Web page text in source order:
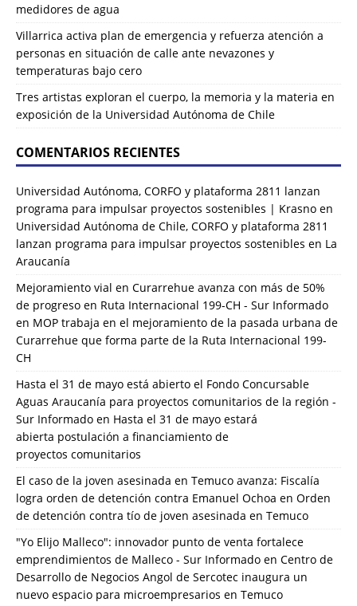
medidores de agua
Villarrica activa plan de emergencia y refuerza atención a
personas en situación de calle ante nevazones y
temperaturas bajo cero
Tres artistas exploran el cuerpo, la memoria y la materia en
exposición de la Universidad Autónoma de Chile
COMENTARIOS RECIENTES
Universidad Autónoma, CORFO y plataforma 2811 lanzan
programa para impulsar proyectos sostenibles | Krasno en
Universidad Autónoma de Chile, CORFO y plataforma 2811
lanzan programa para impulsar proyectos sostenibles en La
Araucanía
Mejoramiento vial en Curarrehue avanza con más de 50%
de progreso en Ruta Internacional 199-CH - Sur Informado
en MOP trabaja en el mejoramiento de la pasada urbana de
Curarrehue que forma parte de la Ruta Internacional 199-
CH
Hasta el 31 de mayo está abierto el Fondo Concursable
Aguas Araucanía para proyectos comunitarios de la región -
Sur Informado en Hasta el 31 de mayo estará
abierta postulación a financiamiento de
proyectos comunitarios
El caso de la joven asesinada en Temuco avanza: Fiscalía
logra orden de detención contra Emanuel Ochoa en Orden
de detención contra tío de joven asesinada en Temuco
"Yo Elijo Malleco": innovador punto de venta fortalece
emprendimientos de Malleco - Sur Informado en Centro de
Desarrollo de Negocios Angol de Sercotec inaugura un
nuevo espacio para microempresarios en Temuco